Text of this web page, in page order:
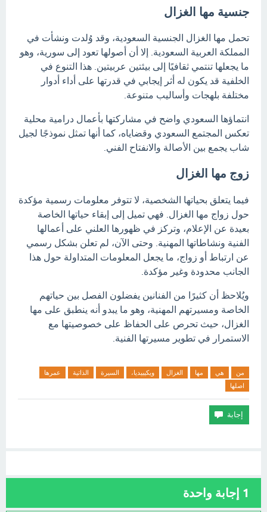
جنسية مها الغزال
تحمل مها الغزال الجنسية السعودية، وقد وُلدت ونشأت في
المملكة العربية السعودية. إلا أن أصولها تعود إلى سورية، وهو
ما يجعلها تنتمي ثقافيًا إلى بيئتين عربيتين. هذا التنوع في
الخلفية قد يكون له أثر إيجابي في قدرتها على أداء أدوار
مختلفة بلهجات وأساليب متنوعة.
انتماؤها السعودي واضح في مشاركتها بأعمال درامية محلية
تعكس المجتمع السعودي وقضاياه، كما أنها تمثل نموذجًا لجيل
شاب يجمع بين الأصالة والانفتاح الفني.
زوج مها الغزال
فيما يتعلق بحياتها الشخصية، لا تتوفر معلومات رسمية مؤكدة
حول زواج مها الغزال. فهي تميل إلى إبقاء حياتها الخاصة
بعيدة عن الإعلام، وتركز في ظهورها العلني على أعمالها
الفنية ونشاطاتها المهنية. وحتى الآن، لم تعلن بشكل رسمي
عن ارتباط أو زواج، ما يجعل المعلومات المتداولة حول هذا
الجانب محدودة وغير مؤكدة.
ويُلاحظ أن كثيرًا من الفنانين يفضلون الفصل بين حياتهم
الخاصة ومسيرتهم المهنية، وهو ما يبدو أنه ينطبق على مها
الغزال، حيث تحرص على الحفاظ على خصوصيتها مع
الاستمرار في تطوير مسيرتها الفنية.
من هي مها الغزال ويكيبيديا، السيرة الذاتية
عمرها
اصلها
1 إجابة واحدة